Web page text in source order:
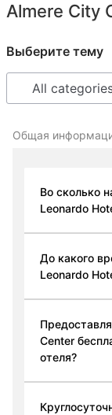
Almere City
Выберите тему
Общая
Во сколько
Leonardo
До какого
Leonardo
Center
отеля?